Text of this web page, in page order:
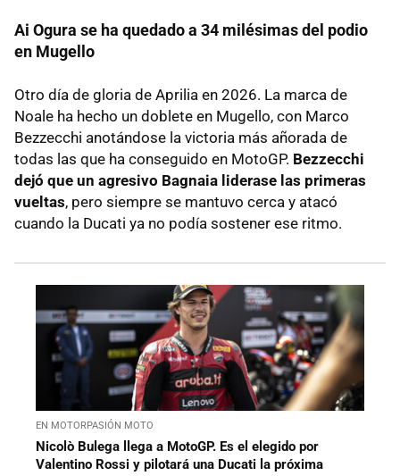
Ai Ogura se ha quedado a 34 milésimas del podio
en Mugello
Otro día de gloria de Aprilia en 2026. La marca de
Noale ha hecho un doblete en Mugello, con Marco
Bezzecchi anotándose la victoria más añorada de
todas las que ha conseguido en MotoGP. Bezzecchi
dejó que un agresivo Bagnaia liderase las primeras
vueltas, pero siempre se mantuvo cerca y atacó
cuando la Ducati ya no podía sostener ese ritmo.
EN MOTORPASIÓN MOTO
Nicolò Bulega llega a MotoGP. Es el elegido por
Valentino Rossi y pilotará una Ducati la próxima